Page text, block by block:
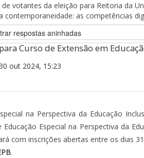
votantes da eleição para Reitoria da
contemporaneidade: as competências
Curso de Extensão em
out 2024, 15:23
na Perspectiva da Educação
Especial na Perspectiva da
com inscrições abertas entre os dias
.